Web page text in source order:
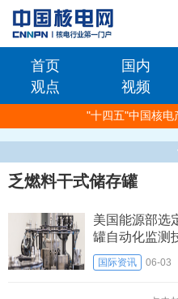
首页 国内
观点
视频
"十四五"中国核电
乏燃料干式储存罐
美国能源部选
罐自动化监测
国际资讯 06-03